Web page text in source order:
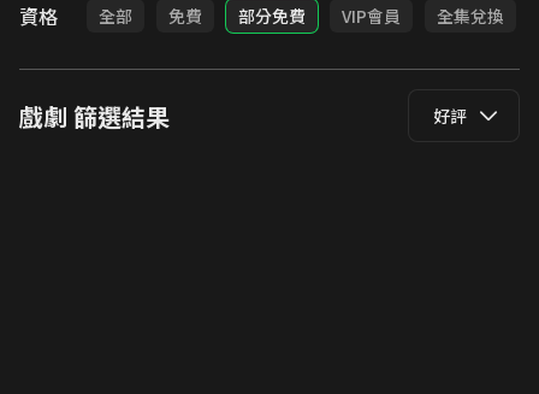
資格 全部 免費 部分免費 VIP會員 全集兌換
戲劇 篩選結果 好評